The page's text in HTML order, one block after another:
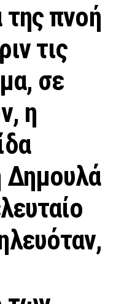
της πνοή
τις
σε
η
Δημουλά